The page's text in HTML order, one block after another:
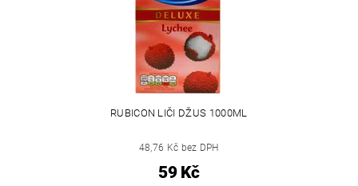
RUBICON LIČI DŽUS 1000ML
48,76 Kč bez DPH
59 Kč